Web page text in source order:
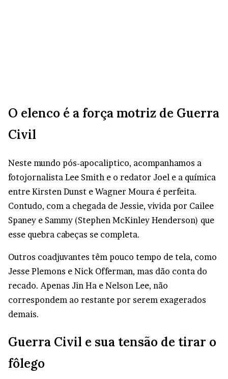
O elenco é a força motriz de Guerra
Civil
Neste mundo pós-apocaliptico, acompanhamos a
fotojornalista Lee Smith e o redator Joel e a química
entre Kirsten Dunst e Wagner Moura é perfeita.
Contudo, com a chegada de Jessie, vivida por Cailee
Spaney e Sammy (Stephen McKinley Henderson) que
esse quebra cabeças se completa.
Outros coadjuvantes têm pouco tempo de tela, como
Jesse Plemons e Nick Offerman, mas dão conta do
recado. Apenas Jin Ha e Nelson Lee, não
correspondem ao restante por serem exagerados
demais.
Guerra Civil e sua tensão de tirar o
fôlego